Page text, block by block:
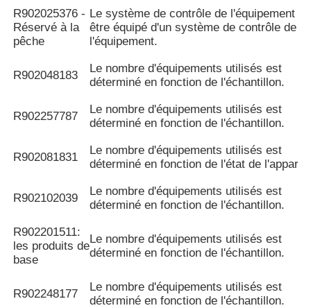
R902025376 -
Réservé à la
pêche
Le système de contrôle de l'équipement
être équipé d'un système de contrôle de
l'équipement.
R902048183
Le nombre d'équipements utilisés est
déterminé en fonction de l'échantillon.
R902257787
Le nombre d'équipements utilisés est
déterminé en fonction de l'échantillon.
R902081831
Le nombre d'équipements utilisés est
déterminé en fonction de l'état de
R902102039
Le nombre d'équipements utilisés est
déterminé en fonction de l'échantillon.
R902201511:
les produits de
base
Le nombre d'équipements utilisés est
déterminé en fonction de l'échantillon.
R902248177
Le nombre d'équipements utilisés est
déterminé en fonction de l'échantillon.